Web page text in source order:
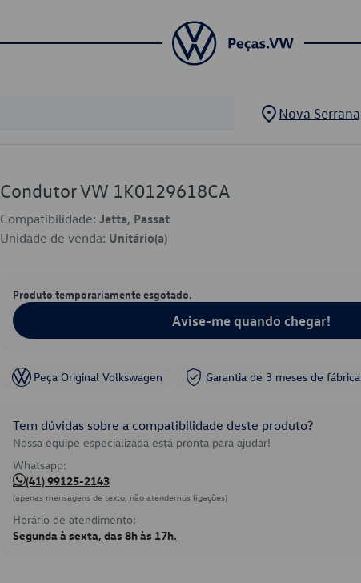
Nova Serrana
Condutor VW 1K0129618CA
Compatibilidade: Jetta, Passat
Unidade de venda: Unitário(a)
Produto temporariamente esgotado.
Avise-me quando chegar!
Peça Original Volkswagen Garantia de 3 meses de fábrica
Tem dúvidas sobre a compatibilidade deste produto?
Nossa equipe especializada está pronta para ajudar!
Whatsapp:
(41) 99125-2143
(apenas mensagens de texto, não atendemos ligações)
Horário de atendimento:
Segunda à sexta, das 8h às 17h.